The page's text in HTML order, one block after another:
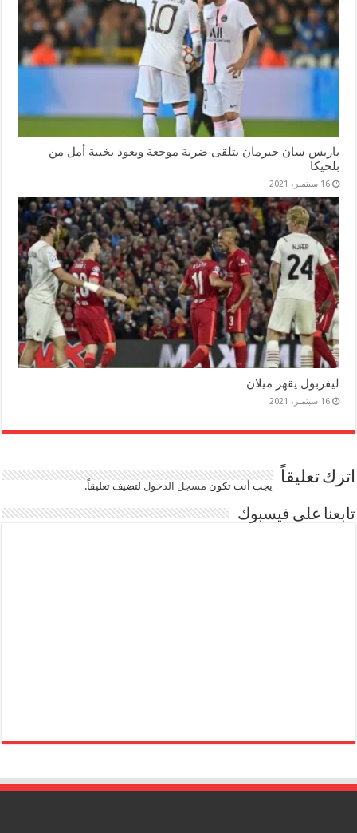
باريس سان جيرمان يتلقى ضربة موجعة ويعود بخيبة أمل من
بلجيكا
16 سبتمبر، 2021
ليفربول يقهر ميلان
16 سبتمبر، 2021
اترك تعليقاً يجب أنت تكون مسجل الدخوللتضيف تعليقاً.
تابعنا على فيسبوك